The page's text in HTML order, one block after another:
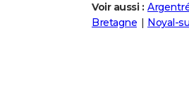
Voir aussi :
Bretagne
Noyal-